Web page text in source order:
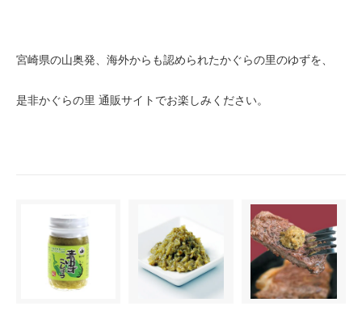
宮崎県の山奥発、海外からも認められたかぐらの里のゆずを、
是非かぐらの里 通販サイトでお楽しみください。